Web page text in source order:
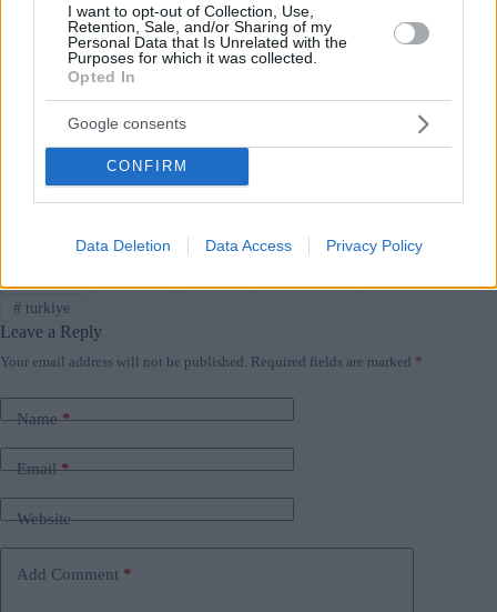
I want to opt-out of Collection, Use,
Retention, Sale, and/or Sharing of my
Personal Data that Is Unrelated with the
Purposes for which it was collected.
Opted In
Google consents
CONFIRM
Data Deletion Data Access Privacy Policy
#turkiye
Leave a Reply
Your email address will not be published. Required fields are marked *
Name*
Email*
Website
Add Comment *